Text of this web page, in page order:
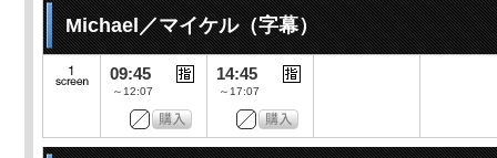
Michael／マイケル（字幕）
09:45
～12:07
14:45
～17:07